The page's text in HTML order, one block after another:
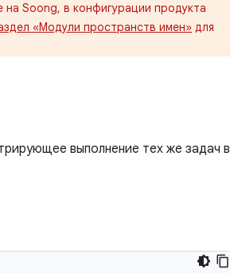
Soong, в конфигурации продукта
«Модули пространств имен» для
выполнение тех же задач в